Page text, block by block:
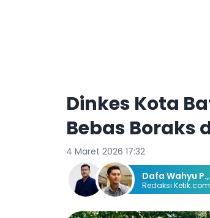
Dinkes Kota
Bebas Boraks
4 Maret 2026 17:32
Dafa Wahyu P.,
Redaksi Ketik.com